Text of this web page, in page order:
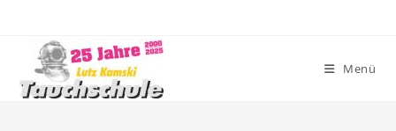
springen
Menü